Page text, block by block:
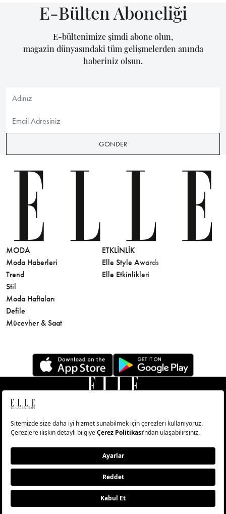
E-Bülten Aboneliği
E-bültenimize şimdi abone olun,
magazin dünyasındaki tüm gelişmelerden anında
haberiniz olsun.
GÖNDER
MODA
Moda Haberleri
Trend
Stil
Moda Haftaları
Defile
Mücevher & Saat
ETKLINLIK
Elle Style Awards
Elle Etkinlikleri
© Big Medya Teknoloji A.Ş. Altunizade Mahallesi Kuşbakışı
Caddesi No:27/1 Üsküdar/İstanbul
Aydınlatma Metni
Copyright © 2026 - Tüm Hakları Saklıdır.